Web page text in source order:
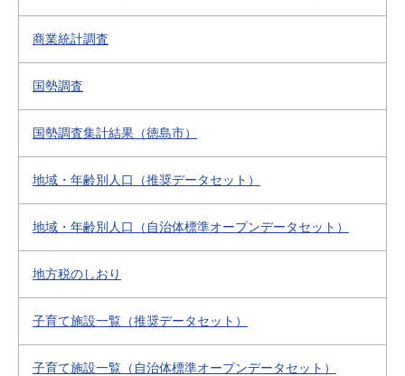
商業統計調査
国勢調査
国勢調査集計結果（徳島市）
地域・年齢別人口（推奨データセット）
地域・年齢別人口（自治体標準オープンデータセット）
地方税のしおり
子育て施設一覧（推奨データセット）
子育て施設一覧（自治体標準オープンデータセット）